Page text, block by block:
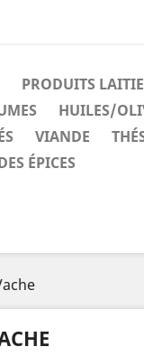
PRODUITS
HUILES/
VIANDE
ÉPICES